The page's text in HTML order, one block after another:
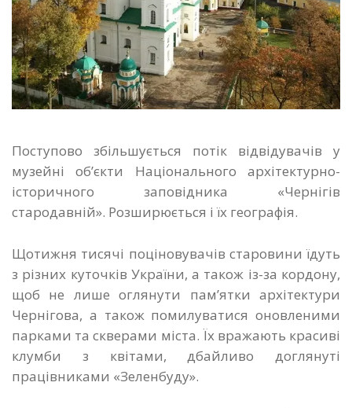
Поступово збільшується потік відвідувачів у
музейні об’єкти Національного архітектурно-
історичного заповідника «Чернігів
стародавній». Розширюється і їх географія.
Щотижня тисячі поціновувачів старовини їдуть
з різних куточків України, а також із-за кордону,
щоб не лише оглянути пам’ятки архітектури
Чернігова, а також помилуватися оновленими
парками та скверами міста. Їх вражають красиві
клумби з квітами, дбайливо доглянуті
працівниками «Зеленбуду».